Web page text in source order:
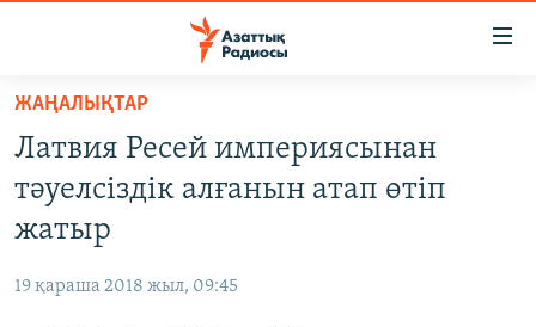
Skip
main
content
to
main
Navigation
AZATTYQTV
АДАМ ҚҰҚЫҚТАРЫ
ЖАҢАЛЫҚТАР
Латвия Ресей империясынан
тәуелсіздік алғанын атап өтіп
жатыр
19 қараша 2018 жыл, 09:45